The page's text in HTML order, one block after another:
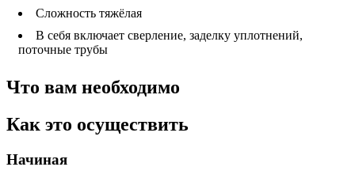
Сложность тяжёлая
В себя включает сверление, заделку уплотнений,
поточные трубы
Что вам необходимо
Как это осуществить
Начиная